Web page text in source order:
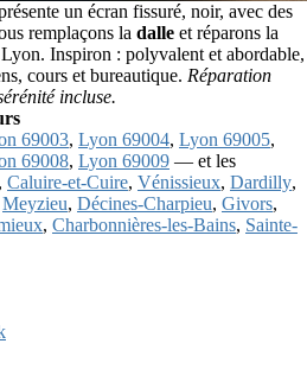
un écran fissuré, noir, avec des
remplaçons la dalle et réparons la
Inspiron : polyvalent et abordable,
cours et bureautique. Réparation
incluse.
69003, Lyon 69004, Lyon 69005,
69008, Lyon 69009 — et les
, Caluire-et-Cuire, Vénissieux, Dardilly,
Meyzieu, Décines-Charpieu, Givors,
, Charbonnières-les-Bains, Sainte-